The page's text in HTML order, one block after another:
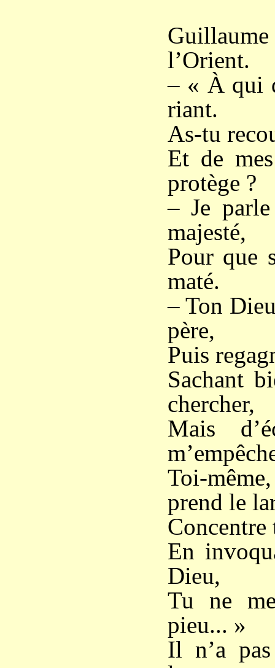
l’Orient.
– « À qui
riant.
As-tu
Et de
protège ?
– Je
majesté,
Pour que
maté.
– Ton
père,
Puis
Sachant
chercher,
Mais
Toi-
prend le
Concentre
En
Dieu,
Tu ne
pieu... »
Il n’a